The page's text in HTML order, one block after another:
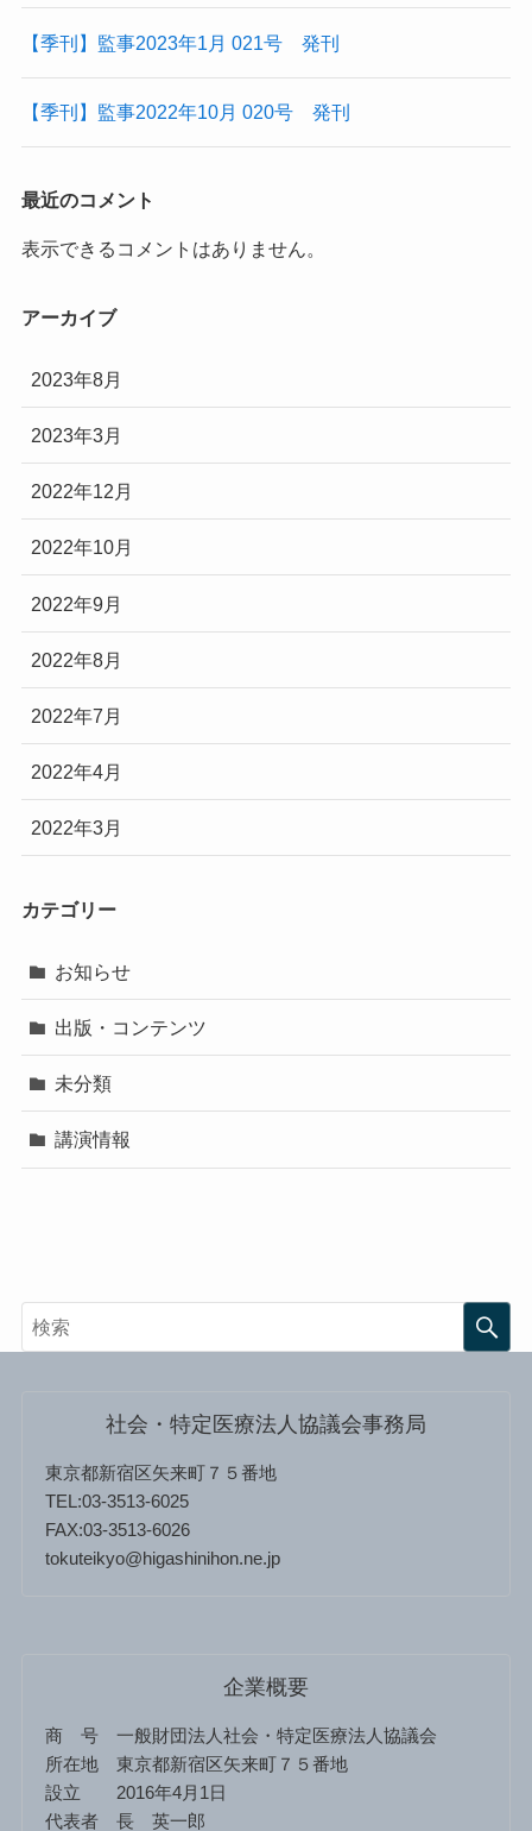
【季刊】監事2023年1月 021号 発刊
【季刊】監事2022年10月 020号 発刊
最近のコメント
表示できるコメントはありません。
アーカイブ
2023年8月
2023年3月
2022年12月
2022年10月
2022年9月
2022年8月
2022年7月
2022年4月
2022年3月
カテゴリー
お知らせ
出版・コンテンツ
未分類
講演情報
社会・特定医療法人協議会事務局
東京都新宿区矢来町７５番地
TEL:03-3513-6025
FAX:03-3513-6026
tokuteikyo@higashinihon.ne.jp
企業概要
商 号 一般財団法人社会・特定医療法人協議会
所在地 東京都新宿区矢来町７５番地
設立 2016年4月1日
代表者 長 英一郎